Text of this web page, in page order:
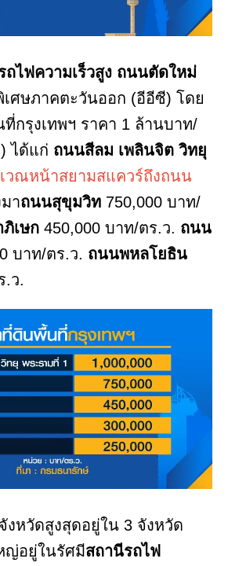
ถไฟความเร็วสูง ถนนตัดใหม่
ศษภาคตะวันออก (อีอีซี) โดย
กรุงเทพฯ ราคา 1 ล้านบาท/
ได้แก่ ถนนสีลม เพลินจิต วิทยุ
วณหน้าสยามสแควร์ถึงถนน
าถนนสุขุมวิท 750,000 บาท/
เษก 450,000 บาท/ตร.ว. ถนน
บาท/ตร.ว. ถนนพหลโยธิน
.ว.
หวัดสูงสุดอยู่ใน 3 จังหวัด
ญ่อยู่ในรัศมีสถานีรถไฟ